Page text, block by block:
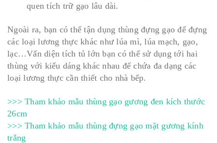
quen tích trữ gạo lâu dài.
Ngoài ra, bạn có thể tận dụng thùng đựng gạo để đựng
các loại lương thực khác như lúa mì, lúa mạch, gạo,
lạc…Vấn diện tích tủ lớn bạn có thể sử dụng tới hai
thùng với kiểu dáng khác nhau để chứa đa dạng các
loại lương thực cần thiết cho nhà bếp.
>>> Tham khảo mẫu thùng gạo gương đen kích thước
26cm
>>> Tham khảo mẫu thùng đựng gạo mặt gương kính
trắng